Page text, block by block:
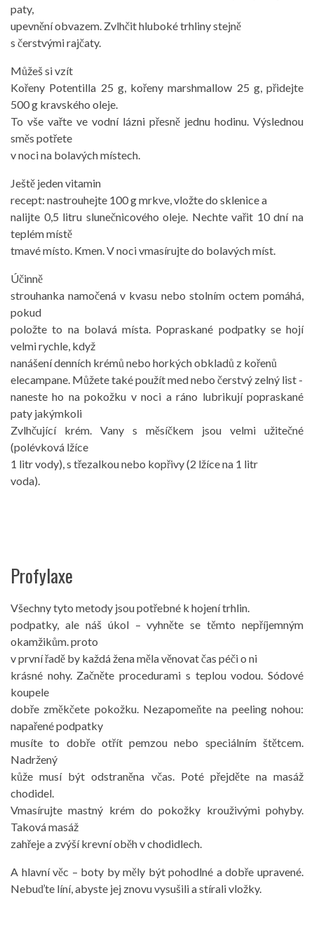
paty,
upevnění obvazem. Zvlhčit hluboké trhliny stejně
s čerstvými rajčaty.
Můžeš si vzít
Kořeny Potentilla 25 g, kořeny marshmallow 25 g, přidejte
500 g kravského oleje.
To vše vařte ve vodní lázni přesně jednu hodinu. Výslednou
směs potřete
v noci na bolavých místech.
Ještě jeden vitamin
recept: nastrouhejte 100 g mrkve, vložte do sklenice a
nalijte 0,5 litru slunečnicového oleje. Nechte vařit 10 dní na
teplém místě
tmavé místo. Kmen. V noci vmasírujte do bolavých míst.
Účinně
strouhanka namočená v kvasu nebo stolním octem pomáhá,
pokud
položte to na bolavá místa. Popraskané podpatky se hojí
velmi rychle, když
nanášení denních krémů nebo horkých obkladů z kořenů
elecampane. Můžete také použít med nebo čerstvý zelný list -
naneste ho na pokožku v noci a ráno lubrikují popraskané
paty jakýmkoli
Zvlhčující krém. Vany s měsíčkem jsou velmi užitečné
(polévková lžíce
1 litr vody), s třezalkou nebo kopřivy (2 lžíce na 1 litr
voda).
Profylaxe
Všechny tyto metody jsou potřebné k hojení trhlin.
podpatky, ale náš úkol – vyhněte se těmto nepříjemným
okamžikům. proto
v první řadě by každá žena měla věnovat čas péči o ni
krásné nohy. Začněte procedurami s teplou vodou. Sódové
koupele
dobře změkčete pokožku. Nezapomeňte na peeling nohou:
napařené podpatky
musíte to dobře otřít pemzou nebo speciálním štětcem.
Nadržený
kůže musí být odstraněna včas. Poté přejděte na masáž
chodidel.
Vmasírujte mastný krém do pokožky krouživými pohyby.
Taková masáž
zahřeje a zvýší krevní oběh v chodidlech.
A hlavní věc – boty by měly být pohodlné a dobře upravené.
Nebuďte líní, abyste jej znovu vysušili a stírali vložky.